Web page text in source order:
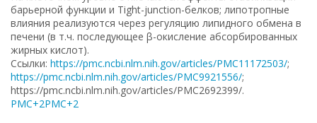
барьерной функции и Tight-junction-белков; липотропные
влияния реализуются через регуляцию липидного обмена в
печени (в т.ч. последующее β-окисление абсорбированных
жирных кислот).
Ссылки: https://pmc.ncbi.nlm.nih.gov/articles/PMC11172503/;
https://pmc.ncbi.nlm.nih.gov/articles/PMC9921556/;
https://pmc.ncbi.nlm.nih.gov/articles/PMC2692399/.
PMC+2PMC+2